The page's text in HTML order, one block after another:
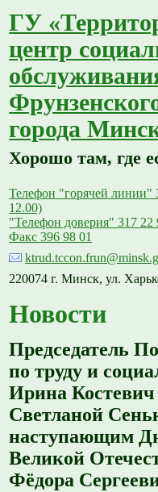
ГУ
центр
города
Хорошо там, где
Телефон "горячей линии"
12.00)
"Телефон доверия" 317 22
Факс 396 98 01
220074 г. Минск, ул.
Новости
Председатель
по труду и
Ирина Костевич
Светланой
наступающим
Великой
Фёдора